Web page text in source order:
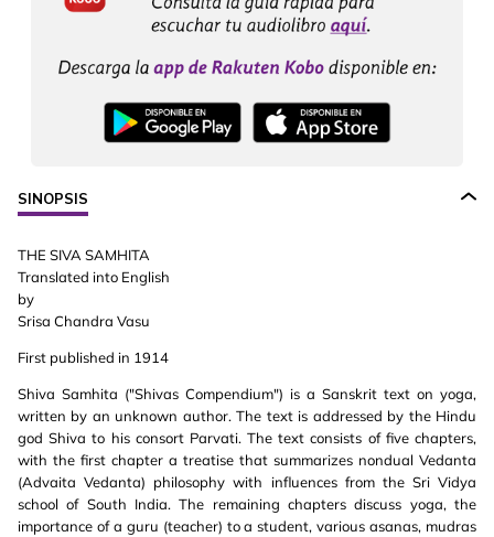
SINOPSIS
THE SIVA SAMHITA
Translated into English
by
Srisa Chandra Vasu
First published in 1914
Shiva Samhita ("Shivas Compendium") is a Sanskrit text on yoga,
written by an unknown author. The text is addressed by the Hindu
god Shiva to his consort Parvati. The text consists of five chapters,
with the first chapter a treatise that summarizes nondual Vedanta
(Advaita Vedanta) philosophy with influences from the Sri Vidya
school of South India. The remaining chapters discuss yoga, the
importance of a guru (teacher) to a student, various asanas, mudras